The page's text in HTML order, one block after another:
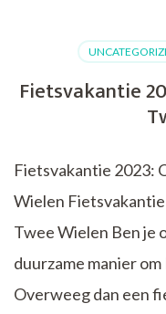
Fietsvakantie
Fietsvakantie 2023:
Wielen
Twee Wielen Ben je
duurzame manier
Overweeg dan een